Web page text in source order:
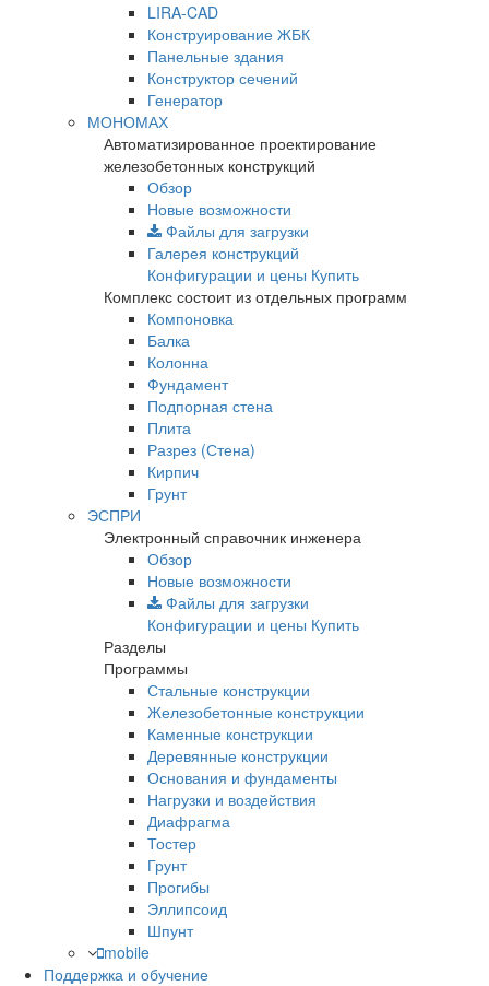
LIRA-CAD
Конструирование ЖБК
Панельные здания
Конструктор сечений
Генератор
МОНОМАХ
Автоматизированное проектирование
железобетонных конструкций
Обзор
Новые возможности
Файлы для загрузки
Галерея конструкций
Конфигурации и цены Купить
Комплекс состоит из отдельных программ
Компоновка
Балка
Колонна
Фундамент
Подпорная стена
Плита
Разрез (Стена)
Кирпич
Грунт
ЭСПРИ
Электронный справочник инженера
Обзор
Новые возможности
Файлы для загрузки
Конфигурации и цены Купить
Разделы
Программы
Стальные конструкции
Железобетонные конструкции
Каменные конструкции
Деревянные конструкции
Основания и фундаменты
Нагрузки и воздействия
Диафрагма
Тостер
Грунт
Прогибы
Эллипсоид
Шпунт
mobile
Поддержка и обучение